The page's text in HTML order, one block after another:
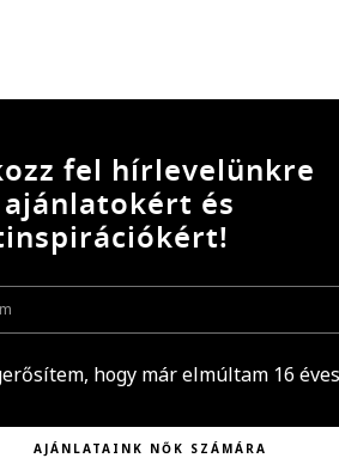
fel hírlevelünkre
és
hogy már elmúltam 16
AJÁNLATAINK NŐK SZÁMÁRA